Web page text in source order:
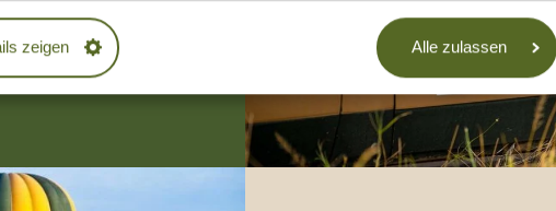
zeigen Alle zulassen